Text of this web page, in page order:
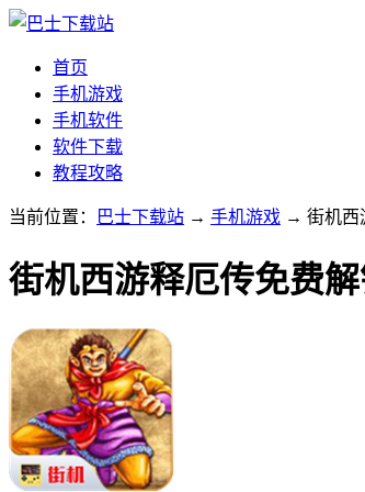
首页
手机游戏
手机软件
软件下载
教程攻略
当前位置： 巴士下载站 → 手机游戏 → 街机西
街机西游释厄传免费